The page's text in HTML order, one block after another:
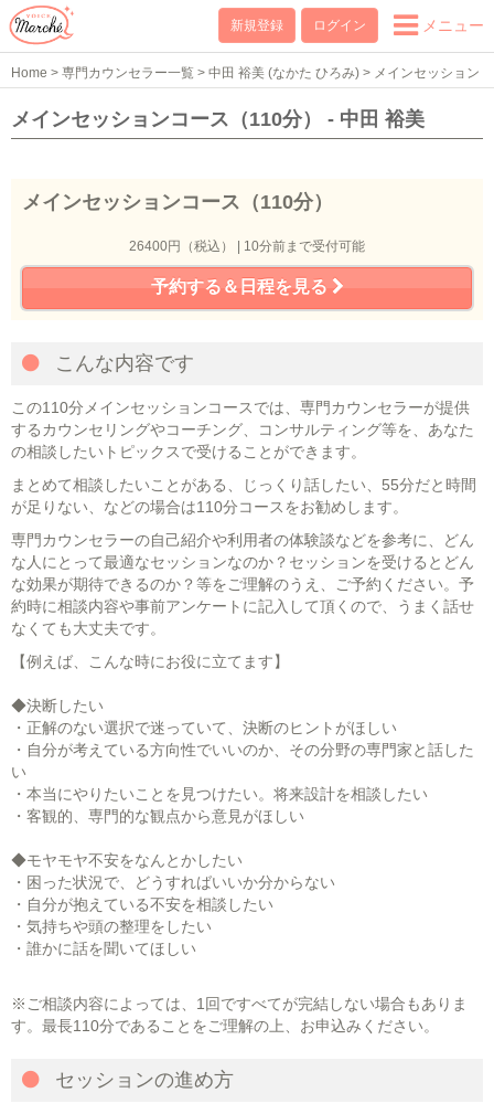
新規登録 ログイン メニュー
Home > 専門カウンセラー一覧 > 中田 裕美 (なかた ひろみ) > メインセッション
コース（110分）
メインセッションコース（110分） - 中田 裕美
メインセッションコース（110分）
26400円（税込） | 10分前まで受付可能
予約する＆日程を見る
こんな内容です
この110分メインセッションコースでは、専門カウンセラーが提供
するカウンセリングやコーチング、コンサルティング等を、あなた
の相談したいトピックスで受けることができます。
まとめて相談したいことがある、じっくり話したい、55分だと時間
が足りない、などの場合は110分コースをお勧めします。
専門カウンセラーの自己紹介や利用者の体験談などを参考に、どん
な人にとって最適なセッションなのか？セッションを受けるとどん
な効果が期待できるのか？等をご理解のうえ、ご予約ください。予
約時に相談内容や事前アンケートに記入して頂くので、うまく話せ
なくても大丈夫です。
【例えば、こんな時にお役に立てます】
◆決断したい
・正解のない選択で迷っていて、決断のヒントがほしい
・自分が考えている方向性でいいのか、その分野の専門家と話した
い
・本当にやりたいことを見つけたい。将来設計を相談したい
・客観的、専門的な観点から意見がほしい
◆モヤモヤ不安をなんとかしたい
・困った状況で、どうすればいいか分からない
・自分が抱えている不安を相談したい
・気持ちや頭の整理をしたい
・誰かに話を聞いてほしい
※ご相談内容によっては、1回ですべてが完結しない場合もありま
す。最長110分であることをご理解の上、お申込みください。
セッションの進め方